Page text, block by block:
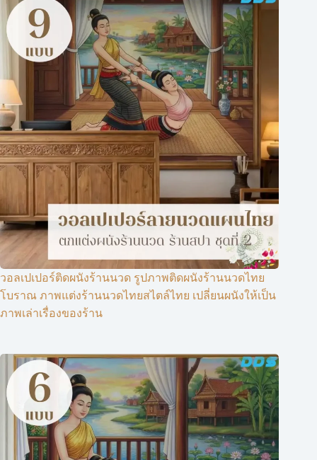
วอลเปเปอร์ติดผนังร้านนวด รูปภาพติดผนังร้านนวดไทย
โบราณ ภาพแต่งร้านนวดไทยสไตล์ไทย เปลี่ยนผนังให้เป็น
ภาพเล่าเรื่องของร้าน